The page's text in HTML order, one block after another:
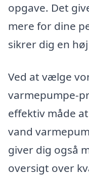
opgave. Det
mere for dine
sikrer dig en
Ved at vælge
varmepumpe-
effektiv måde
vand
giver dig også
oversigt over